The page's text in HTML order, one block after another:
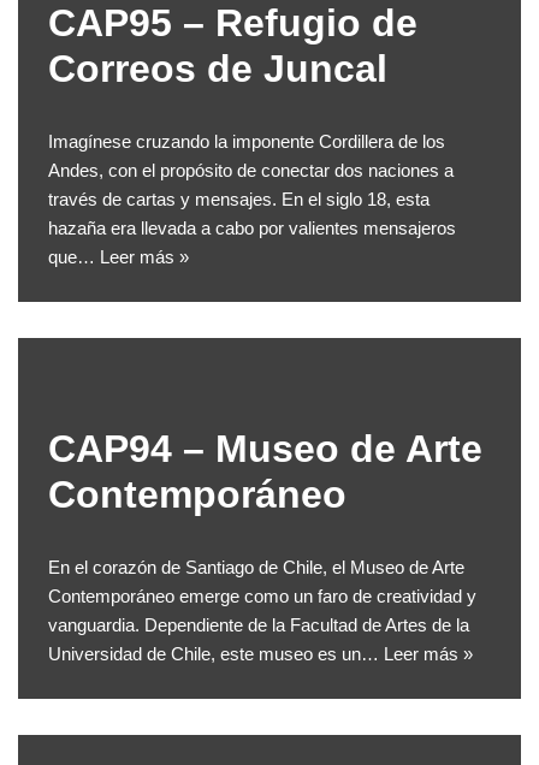
CAP95 – Refugio de
Correos de Juncal
Imagínese cruzando la imponente Cordillera de los
Andes, con el propósito de conectar dos naciones a
través de cartas y mensajes. En el siglo 18, esta
hazaña era llevada a cabo por valientes mensajeros
que… Leer más »
CAP94 – Museo de Arte
Contemporáneo
En el corazón de Santiago de Chile, el Museo de Arte
Contemporáneo emerge como un faro de creatividad y
vanguardia. Dependiente de la Facultad de Artes de la
Universidad de Chile, este museo es un… Leer más »